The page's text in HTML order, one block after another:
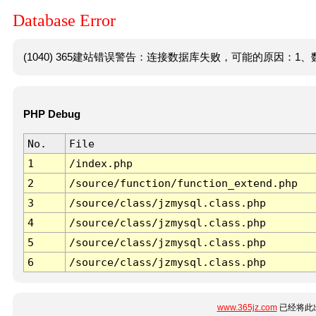
Database Error
(1040) 365建站错误警告：连接数据库失败，可能的原因：1
PHP Debug
No.
File
1
/index.php
2
/source/function/function_extend.php
3
/source/class/jzmysql.class.php
4
/source/class/jzmysql.class.php
5
/source/class/jzmysql.class.php
6
/source/class/jzmysql.class.php
www.365jz.com已经将此